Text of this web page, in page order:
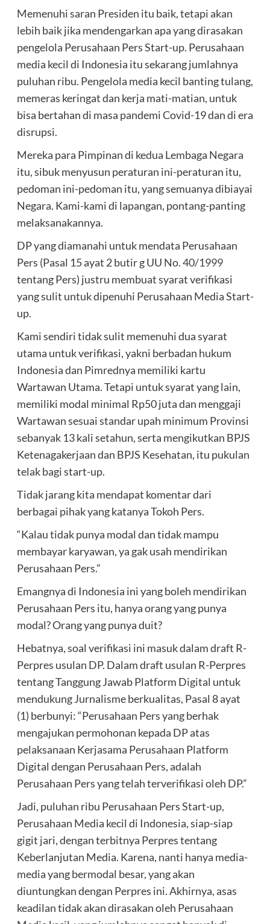
Memenuhi saran Presiden itu baik, tetapi akan
lebih baik jika mendengarkan apa yang dirasakan
pengelola Perusahaan Pers Start-up. Perusahaan
media kecil di Indonesia itu sekarang jumlahnya
puluhan ribu. Pengelola media kecil banting tulang,
memeras keringat dan kerja mati-matian, untuk
bisa bertahan di masa pandemi Covid-19 dan di era
disrupsi.
Mereka para Pimpinan di kedua Lembaga Negara
itu, sibuk menyusun peraturan ini-peraturan itu,
pedoman ini-pedoman itu, yang semuanya dibiayai
Negara. Kami-kami di lapangan, pontang-panting
melaksanakannya.
DP yang diamanahi untuk mendata Perusahaan
Pers (Pasal 15 ayat 2 butir g UU No.40/1999
tentang Pers) justru membuat syarat verifikasi
yang sulit untuk dipenuhi Perusahaan Media Start-
up.
Kami sendiri tidak sulit memenuhi dua syarat
utama untuk verifikasi, yakni berbadan hukum
Indonesia dan Pimrednya memiliki kartu
Wartawan Utama. Tetapi untuk syarat yang lain,
memiliki modal minimal Rp50 juta dan menggaji
Wartawan sesuai standar upah minimum Provinsi
sebanyak 13 kali setahun, serta mengikutkan BPJS
Ketenagakerjaan dan BPJS Kesehatan, itu pukulan
telak bagi start-up.
Tidak jarang kita mendapat komentar dari
berbagai pihak yang katanya Tokoh Pers.
“Kalau tidak punya modal dan tidak mampu
membayar karyawan, ya gak usah mendirikan
Perusahaan Pers.”
Emangnya di Indonesia ini yang boleh mendirikan
Perusahaan Pers itu, hanya orang yang punya
modal? Orang yang punya duit?
Hebatnya, soal verifikasi ini masuk dalam draft R-
Perpres usulan DP. Dalam draft usulan R-Perpres
tentang Tanggung Jawab Platform Digital untuk
mendukung Jurnalisme berkualitas, Pasal 8 ayat
(1) berbunyi: “Perusahaan Pers yang berhak
mengajukan permohonan kepada DP atas
pelaksanaan Kerjasama Perusahaan Platform
Digital dengan Perusahaan Pers, adalah
Perusahaan Pers yang telah terverifikasi oleh DP.”
Jadi, puluhan ribu Perusahaan Pers Start-up,
Perusahaan Media kecil di Indonesia, siap-siap
gigit jari, dengan terbitnya Perpres tentang
Keberlanjutan Media. Karena, nanti hanya media-
media yang bermodal besar, yang akan
diuntungkan dengan Perpres ini. Akhirnya, asas
keadilan tidak akan dirasakan oleh Perusahaan